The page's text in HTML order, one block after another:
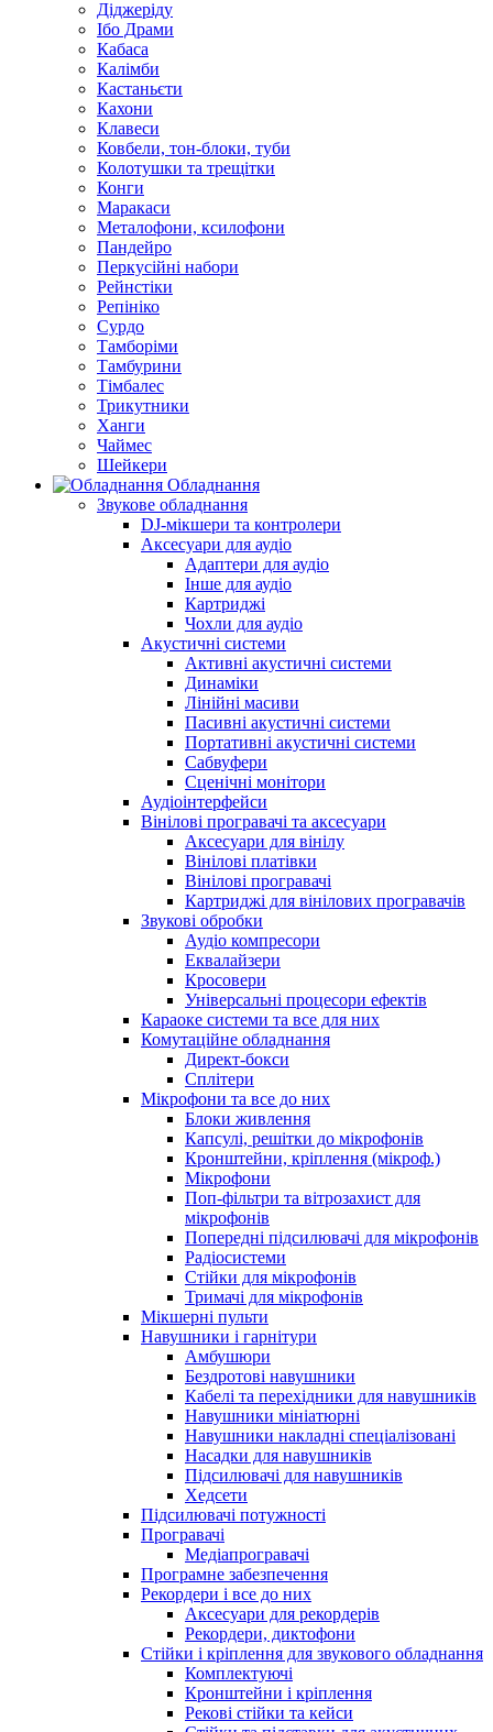
Діджеріду
Ібо Драми
Кабаса
Калімби
Кастаньєти
Кахони
Клавеси
Ковбели, тон-блоки, туби
Колотушки та трещітки
Конги
Маракаси
Металофони, ксилофони
Пандейро
Перкусійні набори
Рейнстіки
Репініко
Сурдо
Тамборіми
Тамбурини
Тімбалес
Трикутники
Ханги
Чаймес
Шейкери
Обладнання
Звукове обладнання
DJ-мікшери та контролери
Аксесуари для аудіо
Адаптери для аудіо
Інше для аудіо
Картриджі
Чохли для аудіо
Акустичні системи
Активні акустичні системи
Динаміки
Лінійні масиви
Пасивні акустичні системи
Портативні акустичні системи
Сабвуфери
Сценічні монітори
Аудіоінтерфейси
Вінілові програвачі та аксесуари
Аксесуари для вінілу
Вінілові платівки
Вінілові програвачі
Картриджі для вінілових програвачів
Звукові обробки
Аудіо компресори
Еквалайзери
Кросовери
Універсальні процесори ефектів
Караоке системи та все для них
Комутаційне обладнання
Директ-бокси
Сплітери
Мікрофони та все до них
Блоки живлення
Капсулі, решітки до мікрофонів
Кронштейни, кріплення (мікроф.)
Мікрофони
Поп-фільтри та вітрозахист для
мікрофонів
Попередні підсилювачі для мікрофонів
Радіосистеми
Стійки для мікрофонів
Тримачі для мікрофонів
Мікшерні пульти
Навушники і гарнітури
Амбушюри
Бездротові навушники
Кабелі та перехідники для навушників
Навушники мініатюрні
Навушники накладні спеціалізовані
Насадки для навушників
Підсилювачі для навушників
Хедсети
Підсилювачі потужності
Програвачі
Медіапрогравачі
Програмне забезпечення
Рекордери і все до них
Аксесуари для рекордерів
Рекордери, диктофони
Стійки і кріплення для звукового обладнання
Комплектуючі
Кронштейни і кріплення
Рекові стійки та кейси